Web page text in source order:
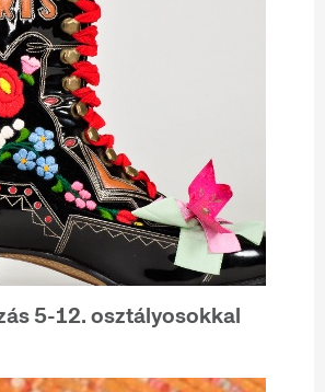
5-12. osztályosokkal